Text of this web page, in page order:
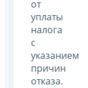
от
уплаты
налога
с
указанием
причин
отказа.